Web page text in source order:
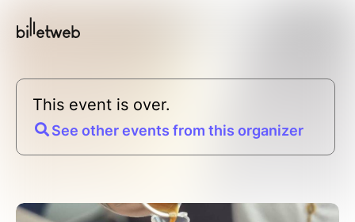
This event is over.
See other events from this organizer